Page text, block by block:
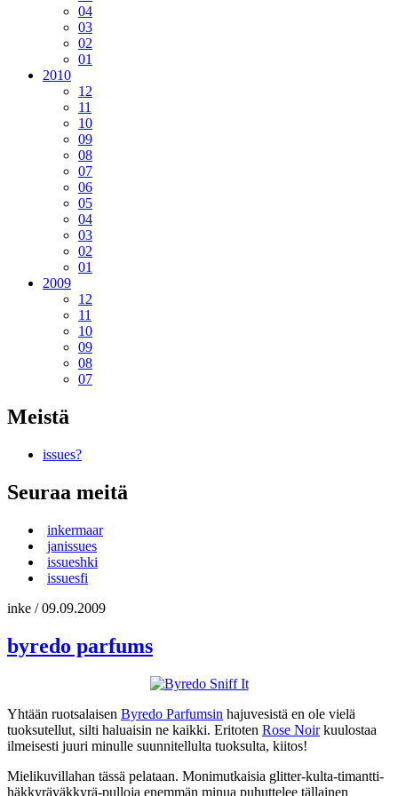
04
03
02
01
2010
12
11
10
09
08
07
06
05
04
03
02
01
2009
12
11
10
09
08
07
Meistä
issues?
Seuraa meitä
inkermaar
janissues
issueshki
issuesfi
inke /09.09.2009
byredo parfums
Yhtään ruotsalaisen Byredo Parfumsin hajuvesistä en ole vielä
tuoksutellut, silti haluaisin ne kaikki. Eritoten Rose Noirkuulostaa
ilmeisesti juuri minulle suunnitellulta tuoksulta, kiitos!
Mielikuvillahan tässä pelataan. Monimutkaisia glitter-kulta-timantti-
häkkyräväkkyrä-pulloja enemmän minua puhuttelee tällainen